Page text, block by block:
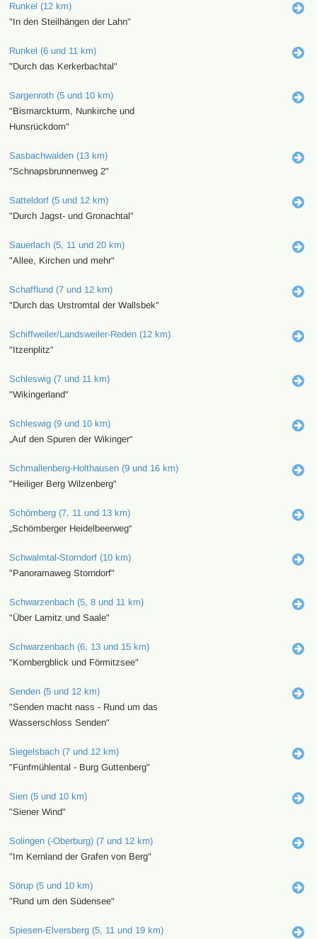
Runkel (12 km)
"In den Steilhängen der Lahn"
Runkel (6 und 11 km)
"Durch das Kerkerbachtal"
Sargenroth (5 und 10 km)
"Bismarckturm, Nunkirche und
Hunsrückdom"
Sasbachwalden (13 km)
"Schnapsbrunnenweg 2"
Satteldorf (5 und 12 km)
"Durch Jagst- und Gronachtal"
Sauerlach (5, 11 und 20 km)
"Allee, Kirchen und mehr"
Schafflund (7 und 12 km)
"Durch das Urstromtal der Wallsbek"
Schiffweiler/Landsweiler-Reden (12 km)
"Itzenplitz"
Schleswig (7 und 11 km)
"Wikingerland"
Schleswig (9 und 10 km)
„Auf den Spuren der Wikinger“
Schmallenberg-Holthausen (9 und 16 km)
"Heiliger Berg Wilzenberg"
Schömberg (7, 11 und 13 km)
„Schömberger Heidelbeerweg“
Schwalmtal-Storndorf (10 km)
"Panoramaweg Storndorf"
Schwarzenbach (5, 8 und 11 km)
"Über Lamitz und Saale"
Schwarzenbach (6, 13 und 15 km)
"Kornbergblick und Förmitzsee"
Senden (5 und 12 km)
"Senden macht nass - Rund um das
Wasserschloss Senden"
Siegelsbach (7 und 12 km)
"Fünfmühlental - Burg Guttenberg"
Sien (5 und 10 km)
"Siener Wind"
Solingen (-Oberburg) (7 und 12 km)
"Im Kernland der Grafen von Berg"
Sörup (5 und 10 km)
"Rund um den Südensee"
Spiesen-Elversberg (5, 11 und 19 km)